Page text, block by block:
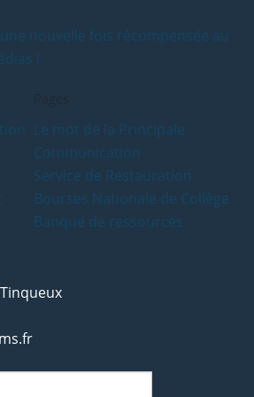
nouvelle fois récompensée au
!
Pages
Le mot de la Principale
Communication
Service de Restauration
Bourses Nationale de Collège
Banque de ressources